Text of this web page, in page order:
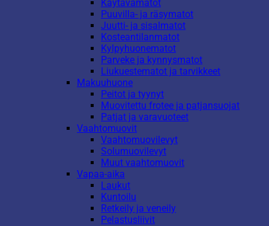
Käytävämatot
Puuvilla- ja räsymatot
Juutti- ja sisalmatot
Kosteantilanmatot
Kylpyhuonematot
Parveke ja kynnysmatot
Liukuestematot ja tarvikkeet
Makuuhuone
Peitot ja tyynyt
Muovitettu frotee ja patjansuojat
Patjat ja varavuoteet
Vaahtomuovit
Vaahtomuovilevyt
Solumuovilevyt
Muut vaahtomuovit
Vapaa-aika
Laukut
Kuntoilu
Retkeily ja veneily
Pelastusliivit